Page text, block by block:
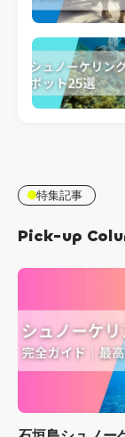
特集記事
Pick-up